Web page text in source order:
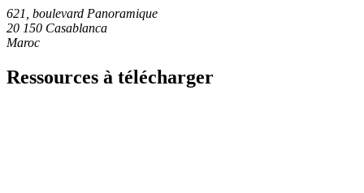
621, boulevard Panoramique
20 150 Casablanca
Maroc
Ressources à télécharger